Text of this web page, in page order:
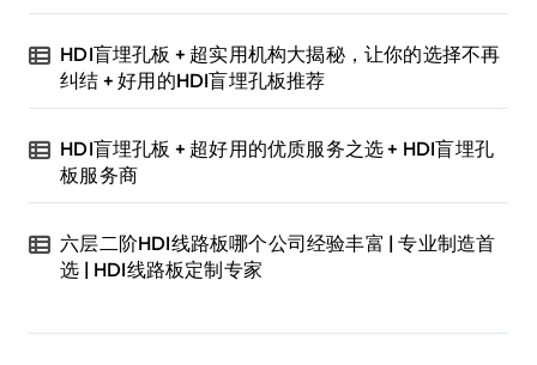
HDI盲埋孔板 + 超实用机构大揭秘，让你的选择不再
纠结 + 好用的HDI盲埋孔板推荐
HDI盲埋孔板 + 超好用的优质服务之选 + HDI盲埋孔
板服务商
六层二阶HDI线路板哪个公司经验丰富 | 专业制造首
选 | HDI线路板定制专家